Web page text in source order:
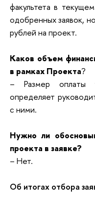
факультета в
одобренных заявок,
рублей на проект.
Каков объем
в рамках Проекта?
– Размер оплаты
определяет
с ними.
Нужно ли
проекта в заявке?
– Нет.
Об итогах отбора